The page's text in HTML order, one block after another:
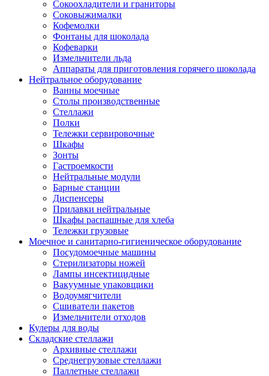
Сокоохладители и граниторы
Соковыжималки
Кофемолки
Фонтаны для шоколада
Кофеварки
Измельчители льда
Аппараты для приготовления горячего шоколада
Нейтральное оборудование
Ванны моечные
Столы производственные
Стеллажи
Полки
Тележки сервировочные
Шкафы
Зонты
Гастроемкости
Нейтральные модули
Барные станции
Диспенсеры
Прилавки нейтральные
Шкафы распашные для хлеба
Тележки грузовые
Моечное и санитарно-гигиеническое оборудование
Посудомоечные машины
Стерилизаторы ножей
Лампы инсектицидные
Вакуумные упаковщики
Водоумягчители
Сшиватели пакетов
Измельчители отходов
Кулеры для воды
Складские стеллажи
Архивные стеллажи
Среднегрузовые стеллажи
Паллетные стеллажи